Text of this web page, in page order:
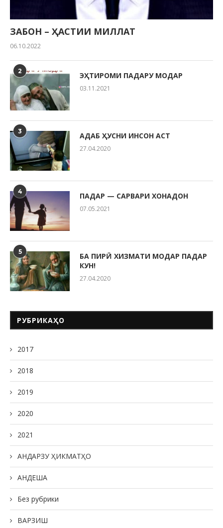
ЗАБОН – ҲАСТИИ МИЛЛАТ
06.10.2022
2 ЭҲТИРОМИ ПАДАРУ МОДАР
03.11.2021
3 АДАБ ҲУСНИ ИНСОН АСТ
27.04.2020
4 ПАДАР — САРВАРИ ХОНАДОН
07.05.2021
5
БА ПИРӢ ХИЗМАТИ МОДАР ПАДАР
КУН!
27.04.2020
РУБРИКАҲО
2017
2018
2019
2020
2021
АНДАРЗУ ҲИКМАТҲО
АНДЕША
Без рубрики
ВАРЗИШ